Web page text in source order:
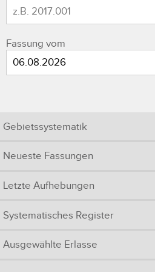
Fassung vom
Gebietssystematik
Neueste Fassungen
Letzte Aufhebungen
Systematisches Register
Ausgewählte Erlasse